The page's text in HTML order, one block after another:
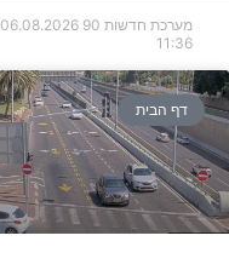
מערכת חדשות 90
06.08.2026
11:36
דף הבית